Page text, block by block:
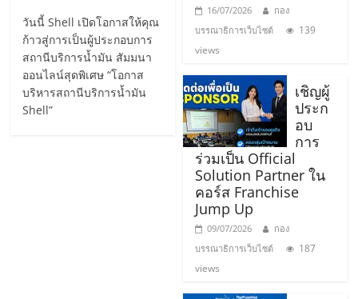
รน
ไชส์
ขาย
วันนี้ Shell เปิดโอกาสให้คุณ
ก้าวสู่การเป็นผู้ประกอบการ
สถานีบริการน้ำมัน สัมมนา
ออนไลน์สุดพิเศษ “โอกาส
บริหารสถานีบริการน้ำมัน
Shell”
16/07/2026
กอง
บรรณาธิการเว็บไซต์
139
views
เชิญผู้
ประก
อบ
การ
ร่วมเป็น Official
Solution Partner ใน
คอร์ส Franchise
Jump Up
09/07/2026
กอง
บรรณาธิการเว็บไซต์
187
views